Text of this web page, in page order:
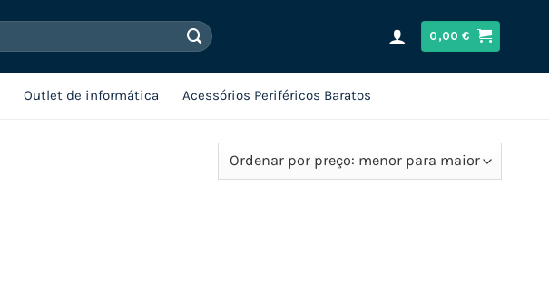
0,00€
Outlet de informática Acessórios Periféricos Baratos